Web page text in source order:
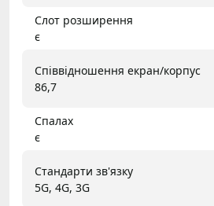
Слот розширення
є
Співвідношення екран/корпус
86,7
Спалах
є
Стандарти зв'язку
5G, 4G, 3G